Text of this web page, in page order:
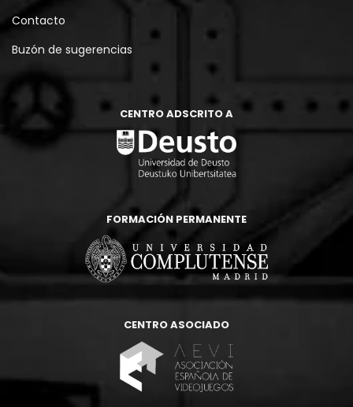
Contacto
Buzón de sugerencias
CENTRO ADSCRITO A
FORMACIÓN PERMANENTE
CENTRO ASOCIADO